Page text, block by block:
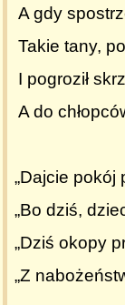
A gdy
Takie tany,
I pogroził
A do
„Dajcie pokój
„Bo dziś,
„Dziś okopy
„Z